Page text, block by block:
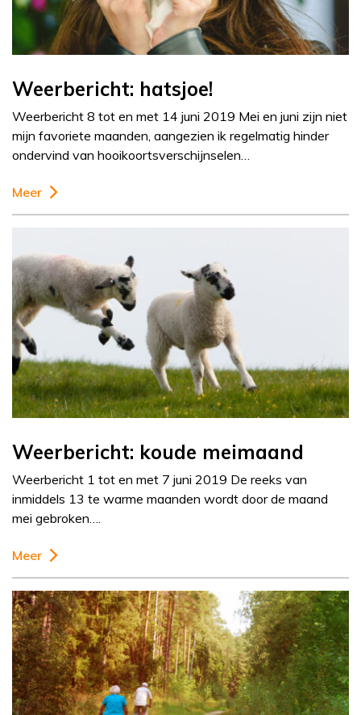
Weerbericht: hatsjoe!
Weerbericht 8 tot en met 14 juni 2019 Mei en juni zijn niet
mijn favoriete maanden, aangezien ik regelmatig hinder
ondervind van hooikoortsverschijnselen…
Meer
Weerbericht: koude meimaand
Weerbericht 1 tot en met 7 juni 2019 De reeks van
inmiddels 13 te warme maanden wordt door de maand
mei gebroken….
Meer